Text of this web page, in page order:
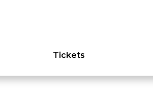
Tickets